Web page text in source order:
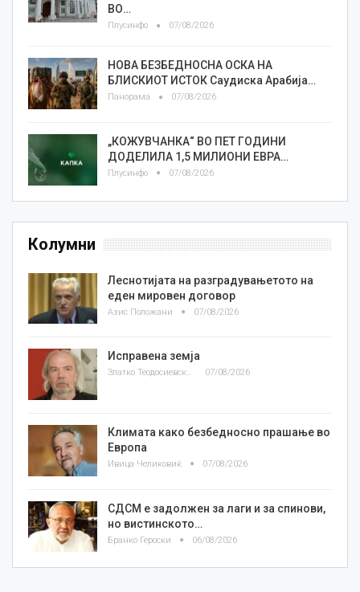
ВО…
Плусинфо 07/08/2026
НОВА БЕЗБЕДНОСНА ОСКА НА
БЛИСКИОТ ИСТОК Саудиска Арабија…
Панорама 07/08/2026
„КОЖУВЧАНКА“ ВО ПЕТ ГОДИНИ
ДОДЕЛИЛА 1,5 МИЛИОНИ ЕВРА…
Плусинфо 07/08/2026
Колумни
Леснотијата на разградувањетото на
еден мировен договор
Азис Положани 07/08/2026
Исправена земја
Златко Теодосиевски 07/08/2026
Климата како безбедносно прашање во
Европа
Ивица Челиковиќ 07/08/2026
СДСМ е задолжен за лаги и за спинови,
но вистинското…
Бранко Героски 06/08/2026